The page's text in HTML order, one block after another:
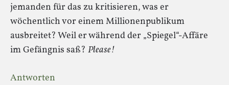
jemanden für das zu kritisieren, was er
wöchentlich vor einem Millionenpublikum
ausbreitet? Weil er während der „Spiegel“-Affäre
im Gefängnis saß? Please!
Antworten